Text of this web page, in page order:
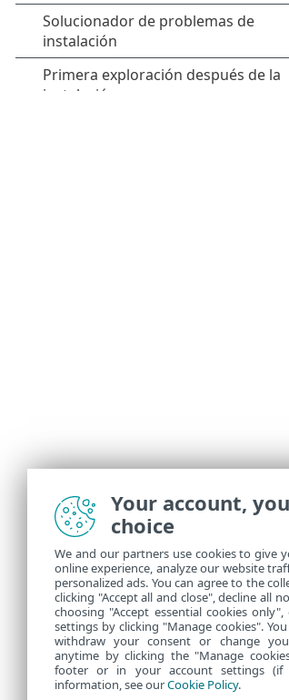
Your account,
choice
We and our partners use cookies to give
online experience, analyze our website
personalized ads. You can agree to the
clicking "Accept all and close", decline all
choosing "Accept essential cookies
settings by clicking "Manage cookies".
withdraw your consent or change
anytime by clicking the "Manage
footer or in your account settings (if
information, see ourCookie Policy.